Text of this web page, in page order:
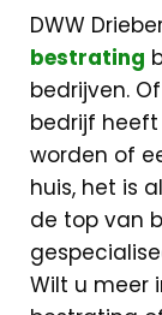
DWW
bestrating
bedrijven.
bedrijf
worden of
huis, het is
de top van
Wilt u meer